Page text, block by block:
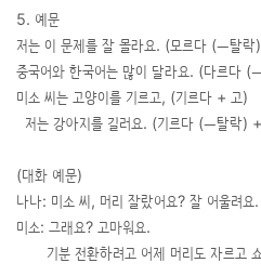
5. 예문
저는 이 문제를 잘 몰라요. (모르다 (ㅡ탈
중국어와 한국어는 많이 달라요. (다르다
미소 씨는 고양이를 기르고, (기르다 + 고)
저는 강아지를 길러요. (기르다 (ㅡ탈락)
(대화 예문)
나나: 미소 씨, 머리 잘랐어요? 잘 어울려
미소: 그래요? 고마워요.
기분 전환하려고 어제 머리도 자르고